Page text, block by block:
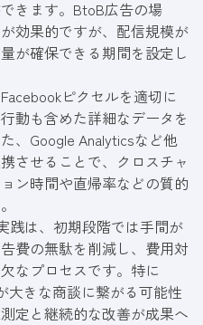
きます。BtoB広告の場
効果的ですが、配信規模が
が確保できる期間を設定し
ピクセルを適切に
動も含めた詳細なデータを
、Google Analyticsなど他
させることで、クロスチャ
ン時間や直帰率などの質的
践は、初期段階では手間が
費の無駄を削減し、費用対
なプロセスです。特に
大きな商談に繋がる可能性
定と継続的な改善が成果へ